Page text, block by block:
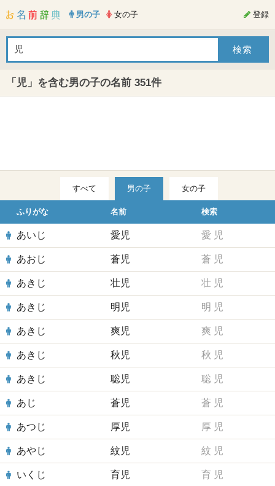
男の子 女の子 登録
「児」を含む男の子の名前 351件
すべて 男の子 女の子
ふりがな 名前 検索
あいじ 愛児 愛 児
あおじ 蒼児 蒼 児
あきじ 壮児 壮 児
あきじ 明児 明 児
あきじ 爽児 爽 児
あきじ 秋児 秋 児
あきじ 聡児 聡 児
あじ 蒼児 蒼 児
あつじ 厚児 厚 児
あやじ 紋児 紋 児
いくじ 育児 育 児